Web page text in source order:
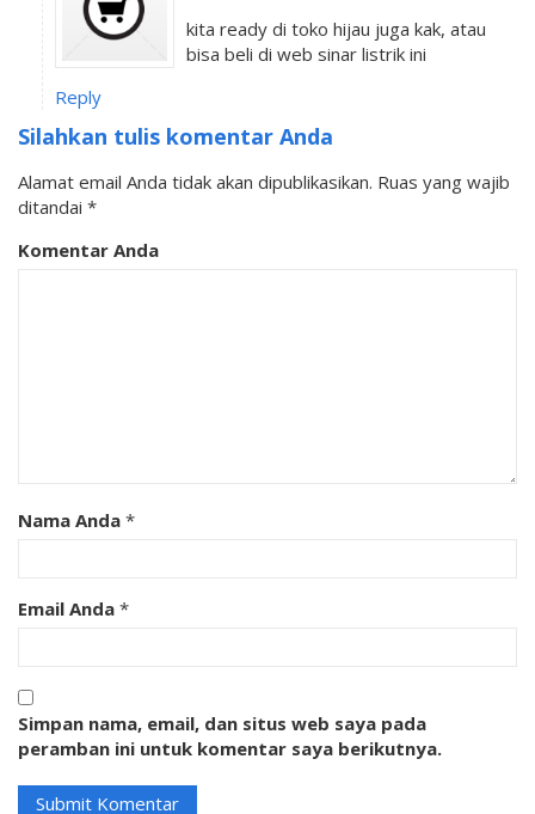
kita ready di toko hijau juga kak, atau
bisa beli di web sinar listrik ini
Reply
Silahkan tulis komentar Anda
Alamat email Anda tidak akan dipublikasikan. Ruas yang wajib
ditandai *
Komentar Anda
Nama Anda *
Email Anda *
Simpan nama, email, dan situs web saya pada
peramban ini untuk komentar saya berikutnya.